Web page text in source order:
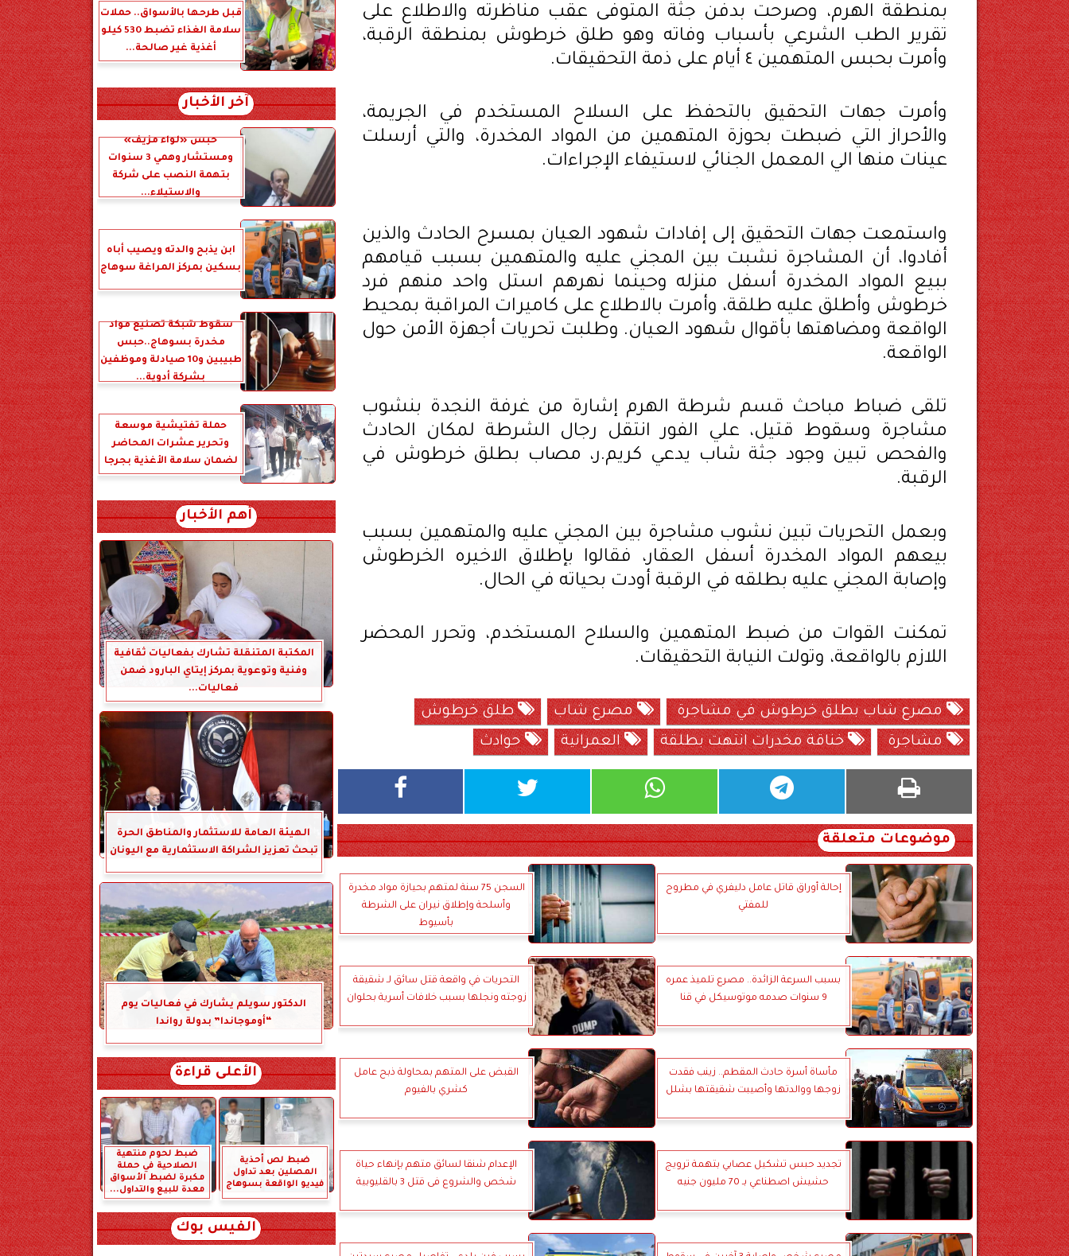
بمنطقة الهرم، وصرحت بدفن جثة المتوفى عقب مناظرته والاطلاع على
تقرير الطب الشرعي بأسباب وفاته وهو طلق خرطوش بمنطقة الرقبة،
وأمرت بحبس المتهمين ٤ أيام على ذمة التحقيقات.
وأمرت جهات التحقيق بالتحفظ على السلاح المستخدم في الجريمة،
والأحراز التي ضبطت بحوزة المتهمين من المواد المخدرة، والتي أرسلت
عينات منها الي المعمل الجنائي لاستيفاء الإجراءات.
واستمعت جهات التحقيق إلى إفادات شهود العيان بمسرح الحادث والذين
أفادوا، أن المشاجرة نشبت بين المجني عليه والمتهمين بسبب قيامهم
ببيع المواد المخدرة أسفل منزله وحينما نهرهم استل واحد منهم فرد
خرطوش وأطلق عليه طلقة، وأمرت بالاطلاع على كاميرات المراقبة بمحيط
الواقعة ومضاهتها بأقوال شهود العيان. وطلبت تحريات أجهزة الأمن حول
الواقعة.
تلقى ضباط مباحث قسم شرطة الهرم إشارة من غرفة النجدة بنشوب
مشاجرة وسقوط قتيل، علي الفور انتقل رجال الشرطة لمكان الحادث
والفحص تبين وجود جثة شاب يدعي كريم.ر، مصاب بطلق خرطوش في
الرقبة.
وبعمل التحريات تبين نشوب مشاجرة بين المجني عليه والمتهمين بسبب
بيعهم المواد المخدرة أسفل العقار، فقالوا بإطلاق الاخيره الخرطوش
وإصابة المجني عليه بطلقه في الرقبة أودت بحياته في الحال.
تمكنت القوات من ضبط المتهمين والسلاح المستخدم، وتحرر المحضر
اللازم بالواقعة، وتولت النيابة التحقيقات.
مصرع شاب بطلق خرطوش في مشاجرة مصرع شاب
طلق خرطوش
مشاجرة
خناقة مخدرات انتهت بطلقة العمرانية حوادث
موضوعات متعلقة
إحالة أوراق قاتل عامل دليفري في مطروح
للمفتي
السجن 75 سنة لمتهم بحيازة مواد مخدرة
وأسلحة وإطلاق نيران على الشرطة
بأسيوط
بسبب السرعة الزائدة.. مصرع تلميذ عمره
9 سنوات صدمه موتوسيكل في قنا
التحريات في واقعة قتل سائق لـ شقيقة
زوجته ونجلها بسبب خلافات أسرية بحلوان
مأساة أسرة حادث المقطم.. زينب فقدت
زوجها ووالدتها وأصيبت شقيقتها بشلل
القبض على المتهم بمحاولة ذبح عامل
كشري بالفيوم
تجديد حبس تشكيل عصابي بتهمة ترويج
حشيش اصطناعي بـ 70 مليون جنيه
الإعدام شنقا لسائق متهم بإنهاء حياة
شخص والشروع فى قتل 3 بالقليوبية
قبل طرحها بالأسواق.. حملات
سلامة الغذاء تضبط 530 كيلو
أغذية غير صالحة...
آخر الأخبار
حبس «لواء مزيف»
ومستشار وهمي 3 سنوات
بتهمة النصب على شركة
والاستيلاء...
ابن يذبح والدته ويصيب أباه
بسكين بمركز المراغة سوهاج
سقوط شبكة تصنيع مواد
مخدرة بسوهاج..حبس
طبيبين و10 صيادلة وموظفين
بشركة أدوية...
حملة تفتيشية موسعة
وتحرير عشرات المحاضر
لضمان سلامة الأغذية بجرجا
أهم الأخبار
المكتبة المتنقلة تشارك بفعاليات ثقافية
وفنية وتوعوية بمركز إيتاي البارود ضمن
فعاليات...
الهيئة العامة للاستثمار والمناطق الحرة
تبحث تعزيز الشراكة الاستثمارية مع اليونان
الدكتور سويلم يشارك في فعاليات يوم
“أوموجاندا” بدولة رواندا
الأعلى قراءة
ضبط لص أحذية
المصلين بعد تداول
فيديو الواقعة بسوهاج
ضبط لحوم منتهية
الصلاحية في حملة
مكبرة لضبط الأسواق
معدة للبيع والتداول...
الفيس بوك